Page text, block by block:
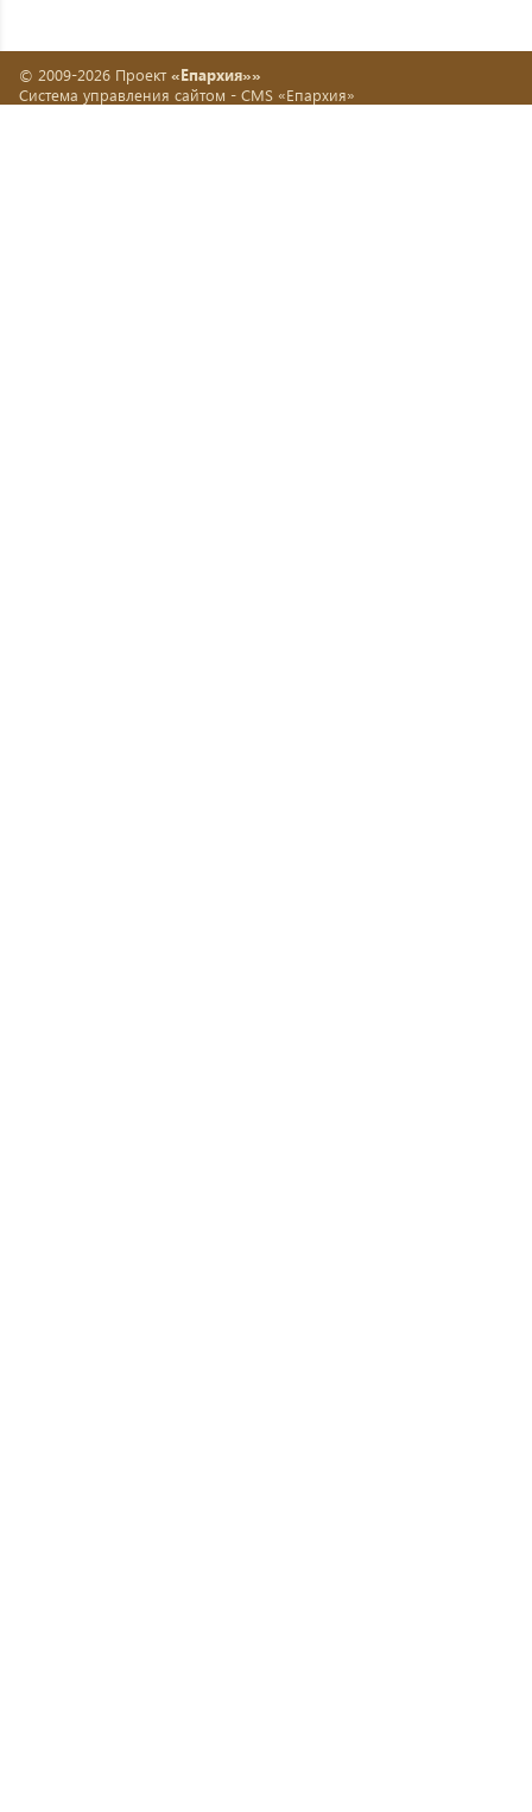
© 2009-2026 Проект «Епархия»»
Система управления сайтом - CMS «Епархия»